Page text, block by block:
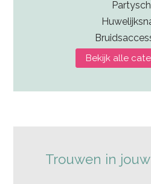
Bekijk alle
Trouwen in